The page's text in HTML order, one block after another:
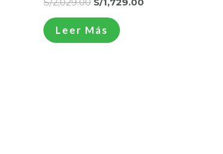
S/2,029.00 S/1,729.00
Leer Más